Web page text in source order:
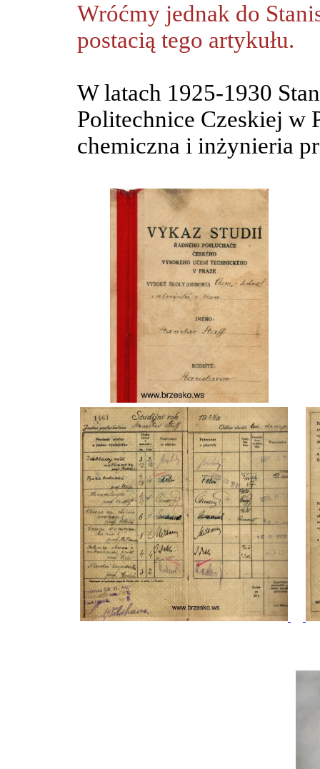
Wróćmy jednak do
postacią tego artykułu.
W latach 1925-1930
Politechnice Czeskiej w
chemiczna i inżynieria